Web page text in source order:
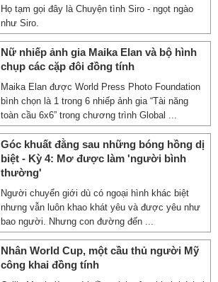
Họ tạm gọi đây là Chuyện tình Siro - ngọt ngào
như Siro.
Nữ nhiếp ảnh gia Maika Elan và bộ hình
chụp các cặp đôi đồng tính
Maika Elan được World Press Photo Foundation
bình chọn là 1 trong 6 nhiếp ảnh gia “Tài năng
toàn cầu 6x6” trong chương trình Global ...
Góc khuất đằng sau những bóng hồng dị
biệt - Kỳ 4: Mơ được làm 'người bình
thường'
Người chuyển giới dù có ngoại hình khác biệt
nhưng vẫn luôn khao khát yêu và được yêu như
bao người. Nhưng con đường đến ...
Nhân World Cup, một cầu thủ người Mỹ
công khai đồng tính